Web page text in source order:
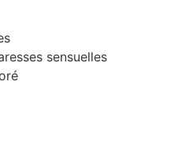
sensuelles